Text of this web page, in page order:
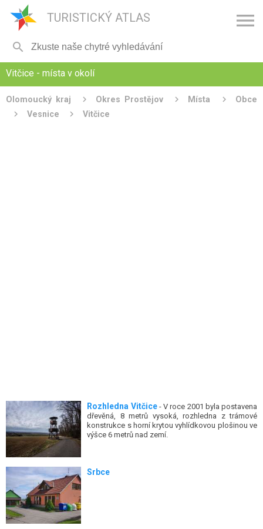
TURISTICKÝ ATLAS 

Vitčice - místa v okolí
Olomoucký kraj Okres Prostějov Místa
Obce
Vesnice
Vitčice
Rozhledna Vitčice- V roce 2001 byla postavena
dřevěná, 8 metrů vysoká, rozhledna z trámové
konstrukce s horní krytou vyhlídkovou plošinou ve
výšce 6 metrů nad zemí.
Srbce